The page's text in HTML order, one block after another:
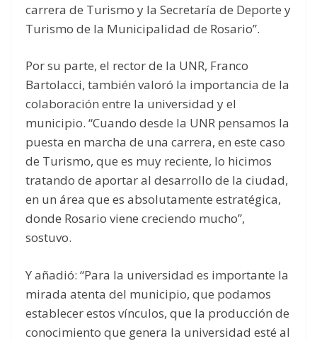
carrera de Turismo y la Secretaría de Deporte y
Turismo de la Municipalidad de Rosario”.
Por su parte, el rector de la UNR, Franco
Bartolacci, también valoró la importancia de la
colaboración entre la universidad y el
municipio. “Cuando desde la UNR pensamos la
puesta en marcha de una carrera, en este caso
de Turismo, que es muy reciente, lo hicimos
tratando de aportar al desarrollo de la ciudad,
en un área que es absolutamente estratégica,
donde Rosario viene creciendo mucho”,
sostuvo.
Y añadió: “Para la universidad es importante la
mirada atenta del municipio, que podamos
establecer estos vínculos, que la producción de
conocimiento que genera la universidad esté al